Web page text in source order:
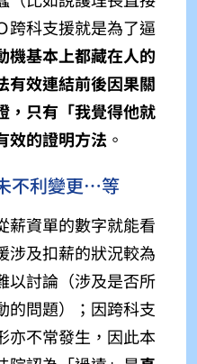
跨科支援就是為了逼
機基本上都藏在人的
有效連結前後因果關
，只有「我覺得他就
效的證明方法 。
不利變更⋯等
薪資單的數字就能看
涉及扣薪的狀況較為
以討論（涉及是否所
的問題）；因跨科支
亦不常發生，因此本